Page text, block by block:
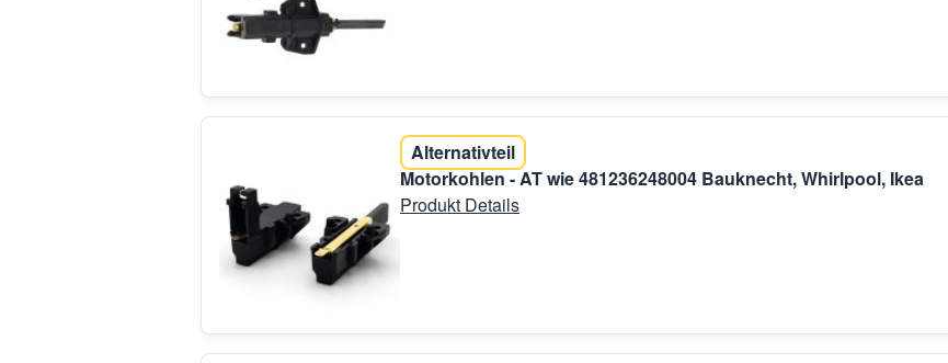
Alternativteil
Motorkohlen - AT wie 481236248004 Bauknecht, Whirlpool, Ikea
Produkt Details